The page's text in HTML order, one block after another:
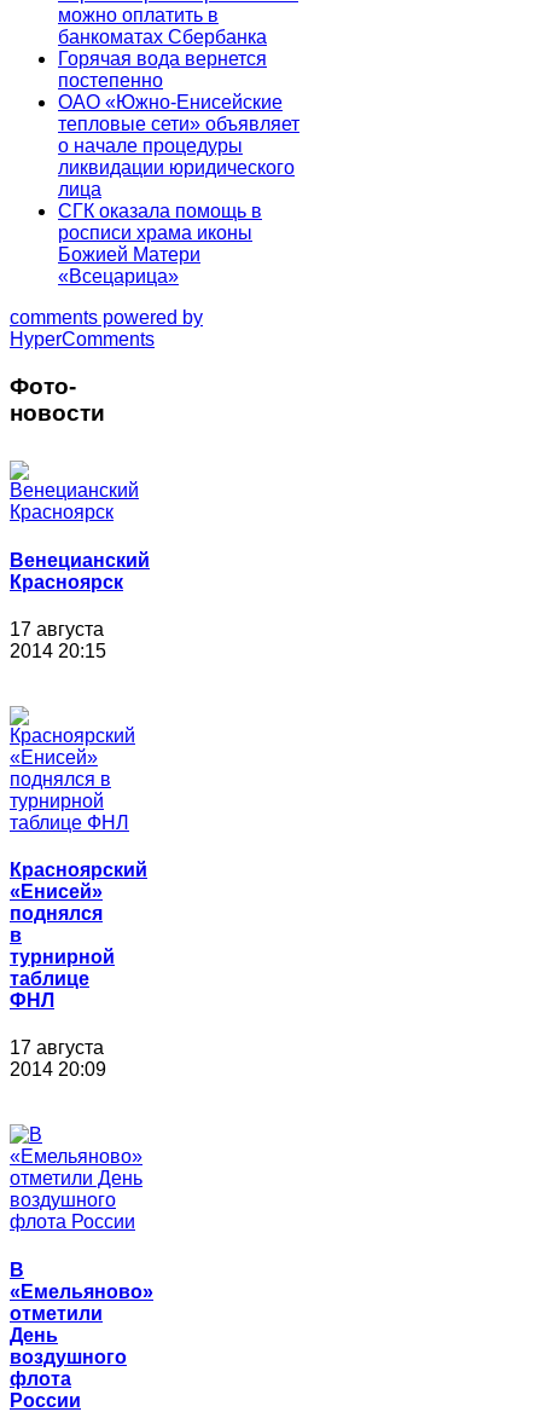
можно оплатить в
банкоматах Сбербанка
Горячая вода вернется
постепенно
ОАО «Южно-Енисейские
тепловые сети» объявляет
о начале процедуры
ликвидации юридического
лица
СГК оказала помощь в
росписи храма иконы
Божией Матери
«Всецарица»
comments powered by
HyperComments
Фото-
новости
Венецианский
Красноярск
17 августа
2014 20:15
Красноярский
«Енисей»
поднялся
в
турнирной
таблице
ФНЛ
17 августа
2014 20:09
В
«Емельяново»
отметили
День
воздушного
флота
России